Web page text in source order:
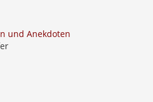
und Anekdoten